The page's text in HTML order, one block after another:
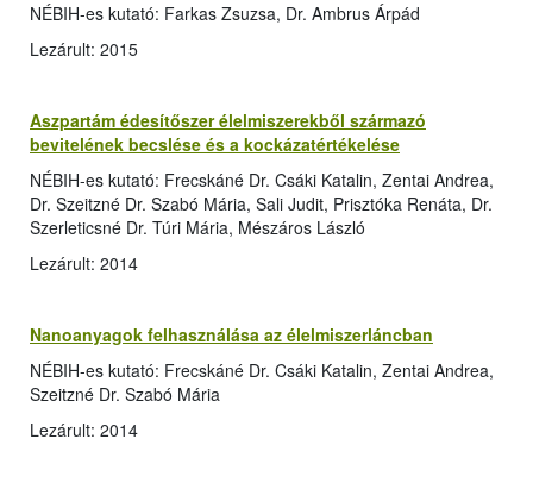
NÉBIH-es kutató: Farkas Zsuzsa, Dr. Ambrus Árpád
Lezárult: 2015
Aszpartám édesítőszer élelmiszerekből származó
bevitelének becslése és a kockázatértékelése
NÉBIH-es kutató: Frecskáné Dr. Csáki Katalin, Zentai Andrea,
Dr. Szeitzné Dr. Szabó Mária, Sali Judit, Prisztóka Renáta, Dr.
Szerleticsné Dr. Túri Mária, Mészáros László
Lezárult: 2014
Nanoanyagok felhasználása az élelmiszerláncban
NÉBIH-es kutató: Frecskáné Dr. Csáki Katalin, Zentai Andrea,
Szeitzné Dr. Szabó Mária
Lezárult: 2014